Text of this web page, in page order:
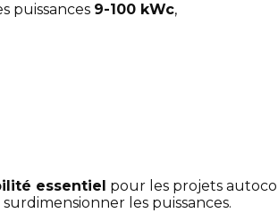
puissances 9-100 kWc,
essentiel pour les projets
les puissances.